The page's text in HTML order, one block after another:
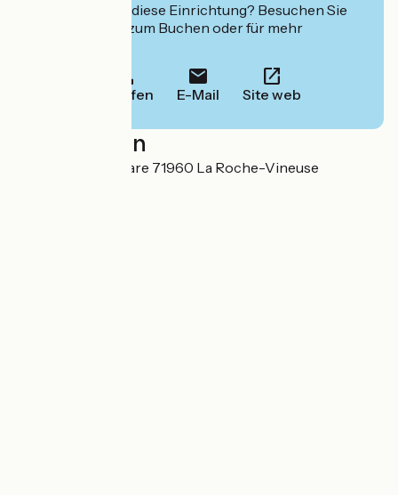
Interessiert Sie diese Einrichtung? Besuchen Sie
deren Website zum Buchen oder für mehr
Anrufen E-Mail Site web
Localisation
60 avenue de la Gare 71960 La Roche-Vineuse